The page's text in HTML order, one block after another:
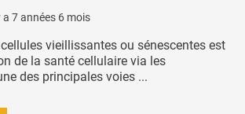
a 7 années 6 mois
cellules vieillissantes ou sénescentes est
de la santé cellulaire via les
des principales voies ...